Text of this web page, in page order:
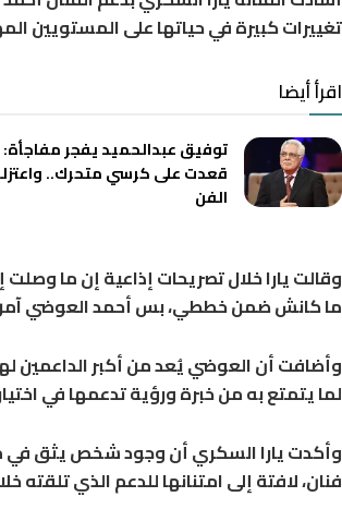
تغييرات كبيرة في حياتها على المستويين
اقرأ أيضا
توفيق عبدالحميد يفجر مفاجأة:
قعدت على كرسي متحرك..
الفن
وقالت يارا خلال تصريحات إذاعية إن ما
ما كانش ضمن خططي، بس أحمد العوضي آمن
وأضافت أن العوضي يُعد من أكبر الداعمين
لما يتمتع به من خبرة ورؤية تدعمها في
وأكدت يارا السكري أن وجود شخص يثق في
فنان، لافتة إلى امتنانها للدعم الذي تلقته